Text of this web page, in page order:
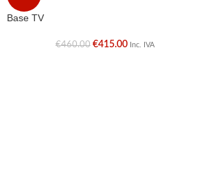
Base TV
€460.00 €415.00 Inc. IVA